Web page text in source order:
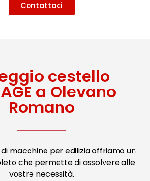
Contattaci
cestello
a Olevano
Romano
macchine per edilizia offriamo un
che permette di assolvere alle
vostre necessità.